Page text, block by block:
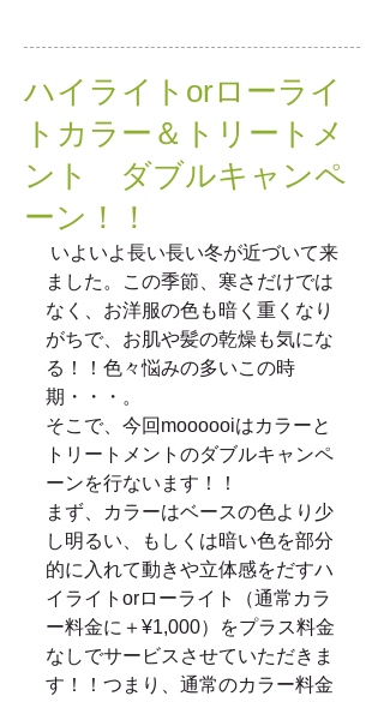
ハイライトorローライ
トカラー＆トリートメ
ント ダブルキャンペ
ーン！！
ました。この季節、寒さだけでは
なく、お洋服の色も暗く重くなり
がちで、お肌や髪の乾燥も気にな
る！！色々悩みの多いこの時
期・・・。
そこで、今回moooooiはカラーと
トリートメントのダブルキャンペ
ーンを行ないます！！
まず、カラーはベースの色より少
し明るい、もしくは暗い色を部分
的に入れて動きや立体感をだすハ
イライトorローライト（通常カラ
ー料金に＋¥1,000）をプラス料金
なしでサービスさせていただきま
す！！つまり、通常のカラー料金